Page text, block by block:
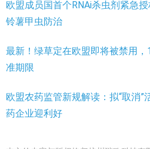
欧盟成员国首个RNAi杀虫剂紧急
铃薯甲虫防治
最新！绿草定在欧盟即将被禁用
准期限
欧盟农药监管新规解读：拟“取消
药企业迎利好